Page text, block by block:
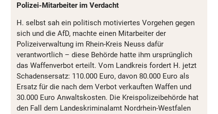
Polizei-Mitarbeiter im Verdacht
H. selbst sah ein politisch motiviertes Vorgehen gegen
sich und die AfD, machte einen Mitarbeiter der
Polizeiverwaltung im Rhein-Kreis Neuss dafür
verantwortlich – diese Behörde hatte ihm ursprünglich
das Waffenverbot erteilt. Vom Landkreis fordert H. jetzt
Schadensersatz: 110.000 Euro, davon 80.000 Euro als
Ersatz für die nach dem Verbot verkauften Waffen und
30.000 Euro Anwaltskosten. Die Kreispolizeibehörde hat
den Fall dem Landeskriminalamt Nordrhein-Westfalen